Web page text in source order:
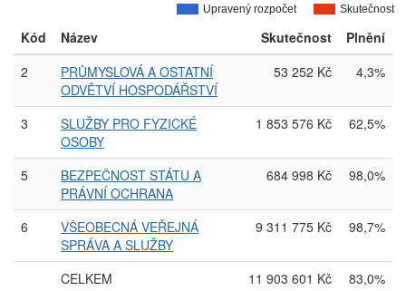
Upravený rozpočet Skutečnost
Kód Název Skutečnost Plnění
CELKEM 11 903 601 Kč 83,0%
2
PRŮMYSLOVÁ A OSTATNÍ
ODVĚTVÍ HOSPODÁŘSTVÍ
53 252 Kč 4,3%
3
SLUŽBY PRO FYZICKÉ
OSOBY
1 853 576 Kč 62,5%
5
BEZPEČNOST STÁTU A
PRÁVNÍ OCHRANA
684 998 Kč 98,0%
6
VŠEOBECNÁ VEŘEJNÁ
SPRÁVA A SLUŽBY
9 311 775 Kč 98,7%